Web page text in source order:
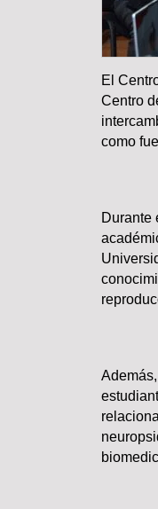
El
Centro
como
Durante